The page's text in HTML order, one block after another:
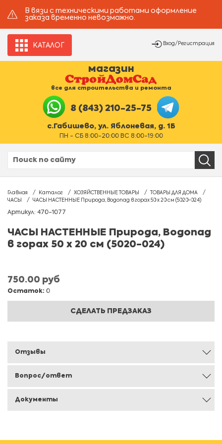
В вязи с техническими работами оформление
заказа временно невозможно.
КАТАЛОГ Вход/Регистрация
магазин
все для строительства и ремонта
8 (843) 210-25-75
с.Габишево, ул. Яблоневая, д. 1Б
ПН - СБ 8:00-20:00 ВС 8:00-19:00
Главная Каталог ХОЗЯЙСТВЕННЫЕ ТОВАРЫ
ТОВАРЫ ДЛЯ ДОМА
ЧАСЫ
ЧАСЫ НАСТЕННЫЕ Природа, Водопад в горах 50 х 20 см (5020-024)
Артикул: 470-1077
ЧАСЫ НАСТЕННЫЕ Природа, Водопад
в горах 50 х 20 см (5020-024)
750.00 руб
Остаток: 0
СДЕЛАТЬ ПРЕДЗАКАЗ
Отзывы
Вопрос/ответ
Документы